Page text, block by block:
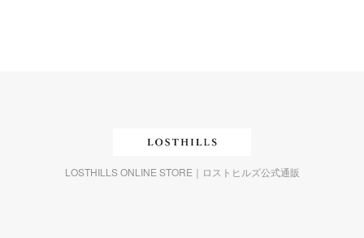
LOSTHILLS ONLINE STORE｜ロストヒルズ公式通販